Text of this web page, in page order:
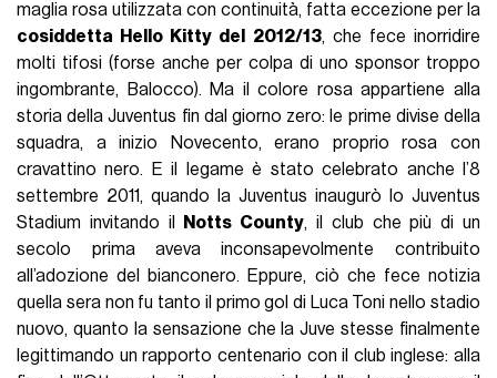
maglia rosa utilizzata con continuità, fatta eccezione per la
cosiddetta Hello Kitty del 2012/13, che fece inorridire
molti tifosi (forse anche per colpa di uno sponsor troppo
ingombrante, Balocco). Ma il colore rosa appartiene alla
storia della Juventus fin dal giorno zero: le prime divise della
squadra, a inizio Novecento, erano proprio rosa con
cravattino nero. E il legame è stato celebrato anche l’8
settembre 2011, quando la Juventus inaugurò lo Juventus
Stadium invitando il
Notts County, il club che più di un
secolo prima aveva inconsapevolmente contribuito
all’adozione del bianconero. Eppure, ciò che fece notizia
quella sera non fu tanto il primo gol di Luca Toni nello stadio
nuovo, quanto la sensazione che la Juve stesse finalmente
legittimando un rapporto centenario con il club inglese: alla